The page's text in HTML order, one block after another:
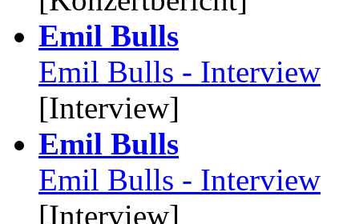
Emil Bulls
Emil Bulls - Interview
[Interview]
Emil Bulls
Emil Bulls - Interview
[Interview]